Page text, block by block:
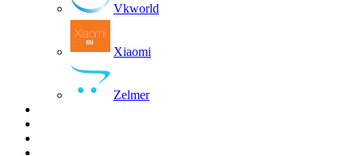
Vkworld
Xiaomi
Zelmer